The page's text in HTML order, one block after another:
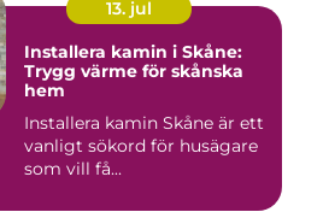
13. jul
Installera kamin i Skåne:
Trygg värme för skånska
hem
Installera kamin Skåne är ett
vanligt sökord för husägare
som vill få...